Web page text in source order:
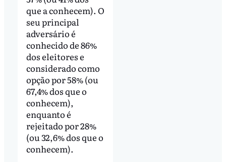
que a conhecem). O
seu principal
adversário é
conhecido de 86%
dos eleitores e
considerado como
opção por 58% (ou
67,4% dos que o
conhecem),
enquanto é
rejeitado por 28%
(ou 32,6% dos que o
conhecem).